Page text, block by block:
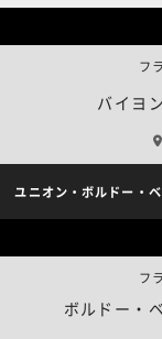
バイヨ
フ
ユニオン・ボルドー・
ボルドー・
フ